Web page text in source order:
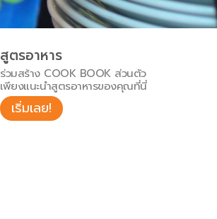
สูตรอาหาร
ร่วมสร้าง COOK BOOK ส่วนตัว
เพียงแนะนำสูตรอาหารของคุณที่นี่
เริ่มเลย!